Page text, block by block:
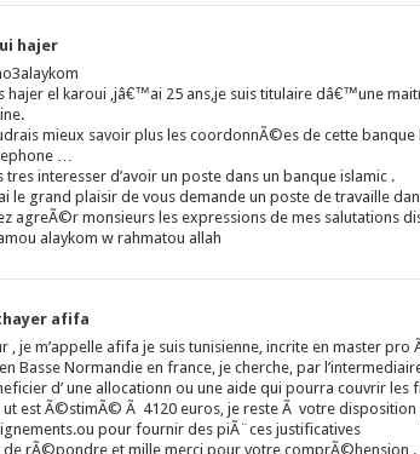
hajer
hajer el karoui ,jâ€™ai 25 ans,je suis titulaire dâ€™une
mieux savoir plus les coordonnÃ©es de cette banque
…
tres interesser d’avoir un poste dans un banque islamic .
le grand plaisir de vous demande un poste de travaille
agreÃ©r monsieurs les expressions de mes salutations
alaykom w rahmatou allah
afifa
, je m’appelle afifa je suis tunisienne, incrite en master pro
Basse Normandie en france, je cherche, par
d’ une allocationn ou une aide qui pourra couvrir
est Ã©stimÃ© Ã 4120 euros, je reste Ã votre
pour fournir des piÃ¨ces justificatives
de rÃ©pondre et mille merci pour votre comprÃ©hension .